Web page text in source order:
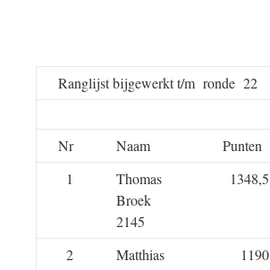
Ranglijst bijgewerkt t/m ronde 22
Nr Naam Punten
1
Thomas
Broek
2145
1348,5
2
Matthias
1190